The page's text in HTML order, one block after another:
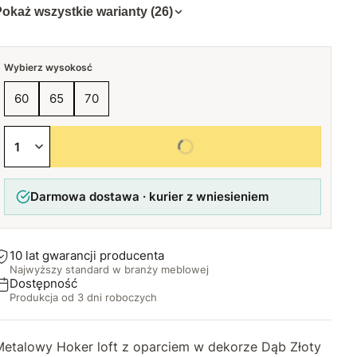
wszystkie warianty (26)
Wybierz wysokosć
60 65 70
Wybierz wszystkie opcje
Darmowa dostawa · kurier z wniesieniem
10 lat gwarancji producenta
Najwyższy standard w branży meblowej
Dostępność
Produkcja od 3 dni roboczych
Hoker loft z oparciem w dekorze Dąb Złoty